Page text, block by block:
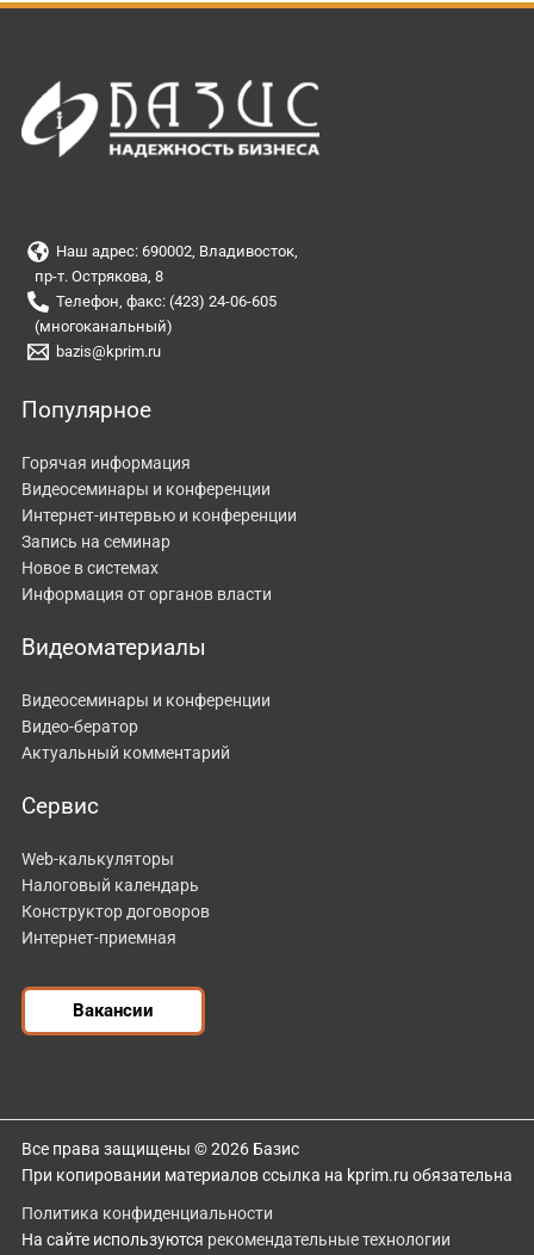
Наш адрес: 690002, Владивосток,
пр-т. Острякова, 8
Телефон, факс: (423) 24-06-605
(многоканальный)
bazis@kprim.ru
Популярное
Горячая информация
Видеосеминары и конференции
Интернет-интервью и конференции
Запись на семинар
Новое в системах
Информация от органов власти
Видеоматериалы
Видеосеминары и конференции
Видео-бератор
Актуальный комментарий
Сервис
Web-калькуляторы
Налоговый календарь
Конструктор договоров
Интернет-приемная
Вакансии
Все права защищены © 2026 Базис
При копировании материалов ссылка на kprim.ru обязательна
Политика конфиденциальности
На сайте используются рекомендательные технологии